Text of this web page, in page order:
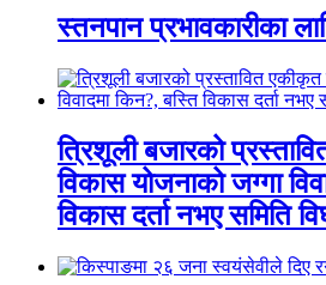
स्तनपान प्रभावकारीका
त्रिशूली बजारको
विकास योजनाको जग्गा
विकास दर्ता नभए समिति